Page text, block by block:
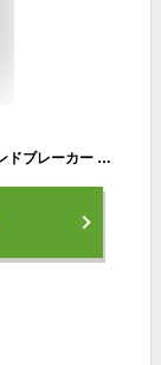
マラソン最大3000円オフクーポン有！ カッパ ウインドブレーカー 上下 レディース セットアップ ブランド Kappa 245675 裏フリース 裏起毛 黒 上下セット かわいい 大きいサイズ 有 ウォーキング ウェア スポーツウェア トレーニングウェア スポーツ おしゃれ あす楽